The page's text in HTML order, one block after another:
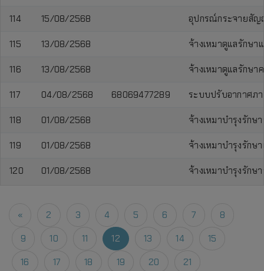
114 15/08/2568 อุปกรณ์กระจายสัญ
115 13/08/2568 จ้างเหมาดูแลรักษ
116 13/08/2568 จ้างเหมาดูแลรักษ
117 04/08/2568 68069477289 ระบบปรับอากาศภ
118 01/08/2568 จ้างเหมาบำรุงรักษ
119 01/08/2568 จ้างเหมาบำรุงรักษ
120 01/08/2568 จ้างเหมาบำรุงรักษ
« 2 3 4 5 6 7
8
9
10 11 12 13 14
15
16
17 18 19 20 21